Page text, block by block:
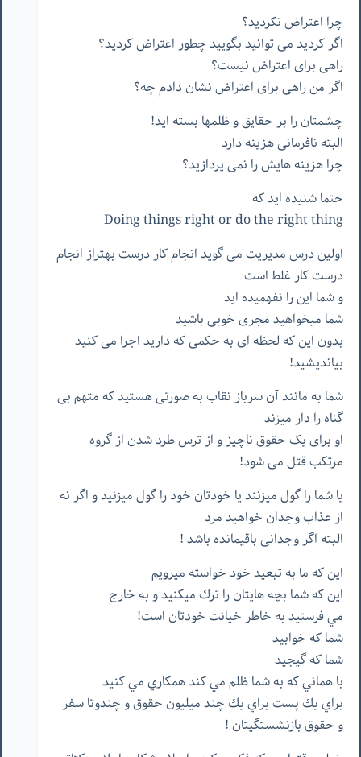
چرا اعتراض نکردید؟
اگر کردید می توانید بگویید چطور اعتراض کردید؟
راهی برای اعتراض نیست؟
اگر من راهی برای اعتراض نشان دادم چه؟
چشمتان را بر حقایق و ظلمها بسته اید!
البته نافرمانی هزینه دارد
چرا هزینه هایش را نمی پردازید؟
حتما شنیده اید که
Doing things right or do the right thing
اولین درس مدیریت می گوید انجام کار درست بهتراز انجام
درست کار غلط است
و شما این را نفهمیده اید
شما میخواهید مجری خوبی باشید
بدون این که لحظه ای به حکمی که دارید اجرا می کنید
بیاندیشید!
شما به مانند آن سرباز نقاب به صورتی هستید که متهم بی
گناه را دار میزند
او برای یک حقوق ناچیز و از ترس طرد شدن از گروه
مرتکب قتل می شود!
یا شما را گول میزنند یا خودتان خود را گول میزنید و اگر نه
از عذاب وجدان خواهید مرد
البته اگر وجدانی باقیمانده باشد !
اين كه ما به تبعيد خود خواسته ميرويم
اين كه شما بچه هايتان را ترك ميكنيد و به خارج
مي فرستيد به خاطر خيانت خودتان است!
شما كه خوابيد
شما كه گيجيد
با هماني كه به شما ظلم مي كند همكاري مي كنيد
براي يك پست براي يك چند ميليون حقوق و چندوتا سفر
و حقوق بازنشستگيتان !